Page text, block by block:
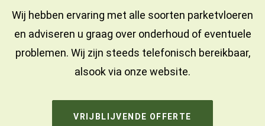
Wij hebben ervaring met alle soorten parketvloeren
en adviseren u graag over onderhoud of eventuele
problemen. Wij zijn steeds telefonisch bereikbaar,
alsook via onze website.
VRIJBLIJVENDE OFFERTE